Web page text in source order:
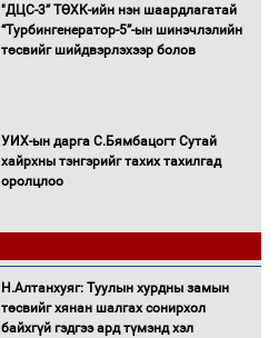
"ДЦС-3” ТӨХК-ийн нэн шаардлагатай
“Турбингенератор-5”-ын шинэчлэлийн
төсвийг шийдвэрлэхээр болов
УИХ-ын дарга С.Бямбацогт Сутай
хайрхны тэнгэрийг тахих тахилгад
оролцлоо
С.Амарсайхан: Иргэдийг хохироосон
ААН-ийн нуугтмал хөрөнгийг
битүүмжлэнэ
Н.Алтанхуяг: Туулын хурдны замын
төсвийг хянан шалгах сонирхол
байхгүй гэдгээ ард түмэнд хэл